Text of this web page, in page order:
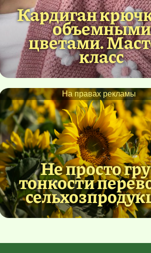
Кардиган
объемными
цветами.
класс
Не просто
тонкости
На правах рекламы